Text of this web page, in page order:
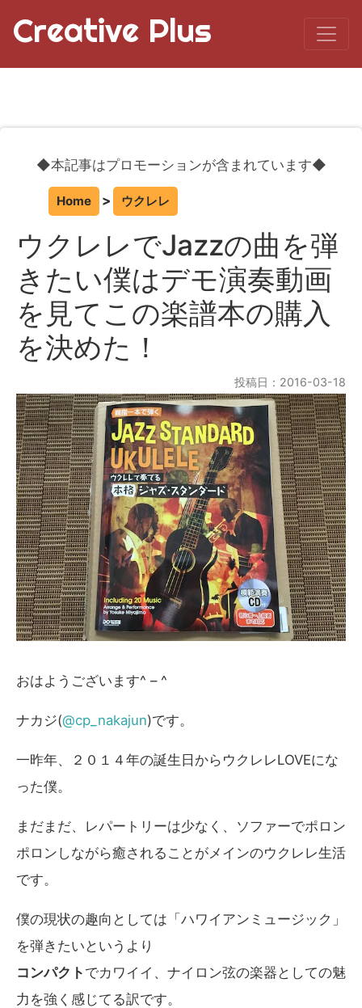
Creative Plus
◆本記事はプロモーションが含まれています◆
Home ウクレレ
ウクレレでJazzの曲を弾
きたい僕はデモ演奏動画
を見てこの楽譜本の購入
を決めた！
投稿日：2016-03-18
おはようございます^ – ^
ナカジ(@cp_nakajun)です。
一昨年、２０１４年の誕生日からウクレレLOVEにな
った僕。
まだまだ、レパートリーは少なく、ソファーでポロン
ポロンしながら癒されることがメインのウクレレ生活
です。
僕の現状の趣向としては「ハワイアンミュージック」
を弾きたいというより
コンパクト でカワイイ、ナイロン弦の楽器としての魅
力を強く感じてる訳です。